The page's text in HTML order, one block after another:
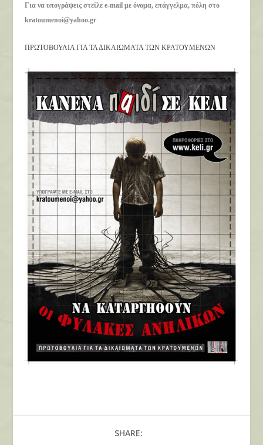
Για να υπογράψεις στείλε e-mail με όνομα, επάγγελμα, πόλη στο
kratoumenoi@yahoo.gr
ΠΡΩΤΟΒΟΥΛΙΑ ΓΙΑ ΤΑ ΔΙΚΑΙΩΜΑΤΑ ΤΩΝ ΚΡΑΤΟΥΜΕΝΩΝ
SHARE: